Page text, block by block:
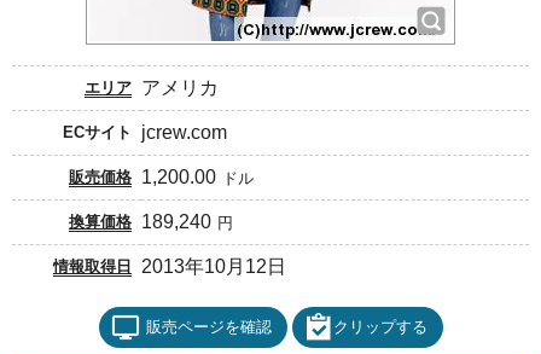
エリア アメリカ
ECサイト jcrew.com
販売価格 1,200.00 ドル
換算価格 189,240 円
情報取得日 2013年10月12日
販売ページを確認 クリップする